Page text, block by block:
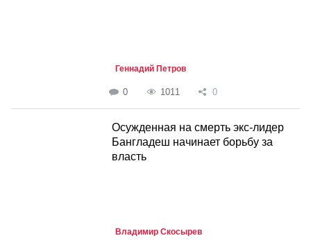
Геннадий Петров
0 1011 0
Осужденная на смерть экс-лидер
Бангладеш начинает борьбу за
власть
Владимир Скосырев